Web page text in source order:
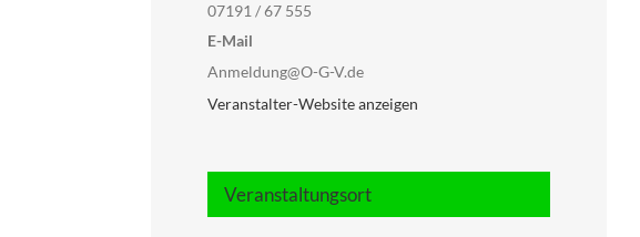
07191 / 67 555
E-Mail
Anmeldung@O-G-V.de
Veranstalter-Website anzeigen
Veranstaltungsort